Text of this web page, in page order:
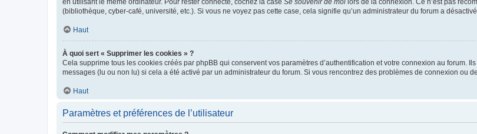
en utilisant le même ordinateur. Pour rester connecté, cochez la case Se souvenir de moi lors de la connexion. Ce n’est pas
(bibliothèque, cyber-café, université, etc.). Si vous ne voyez pas cette case, cela signifie qu’un administrateur du forum a
Haut
À quoi sert « Supprimer les cookies » ?
Cela supprime tous les cookies créés par phpBB qui conservent vos paramètres d’authentification et votre connexion au forum.
messages (lu ou non lu) si cela a été activé par un administrateur du forum. Si vous rencontrez des problèmes de connexion ou
Haut
Paramètres et préférences de l’utilisateur